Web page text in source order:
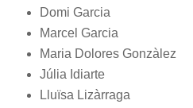
Domi Garcia
Marcel Garcia
Maria Dolores Gonzàlez
Júlia Idiarte
Lluïsa Lizàrraga